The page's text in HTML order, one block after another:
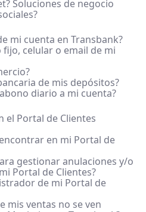
Soluciones de negocio
mi cuenta en Transbank?
celular o email de mi
de mis depósitos?
diario a mi cuenta?
el Portal de Clientes
en mi Portal de
gestionar anulaciones y/o
Portal de Clientes?
de mi Portal de
mis ventas no se ven